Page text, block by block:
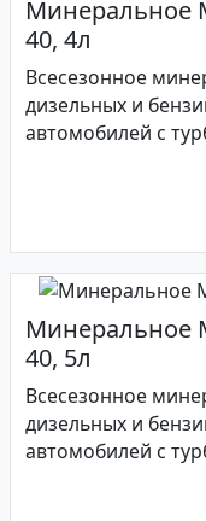
Минеральное
40, 4л
Всесезонное
дизельных и
автомобилей с
Минеральное
40, 5л
Всесезонное
дизельных и
автомобилей с